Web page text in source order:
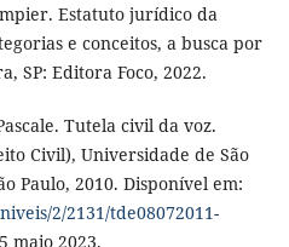
Estatuto jurídico da
e conceitos, a busca por
SP: Editora Foco, 2022.
Tutela civil da voz.
Civil), Universidade de São
Paulo, 2010. Disponível em:
2/2131/tde08072011-
maio 2023.